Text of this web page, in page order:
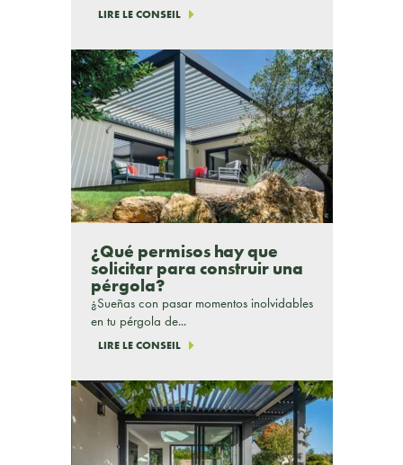
LIRE LE CONSEIL
¿Qué permisos hay que
solicitar para construir una
pérgola?
¿Sueñas con pasar momentos inolvidables
en tu pérgola de...
LIRE LE CONSEIL